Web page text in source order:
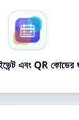
এবং QR কোডের